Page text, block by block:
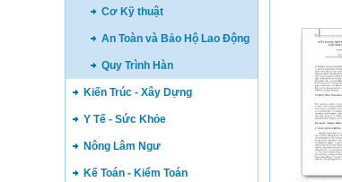
Cơ Kỹ thuật
An Toàn và Bảo Hộ Lao Động
Quy Trình Hàn
Kiến Trúc - Xây Dựng
Y Tế - Sức Khỏe
Nông Lâm Ngư
Kế Toán - Kiểm Toán